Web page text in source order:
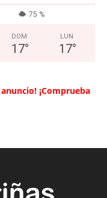
75 %
DOM
17°
LUN
17°
¡Comprueba